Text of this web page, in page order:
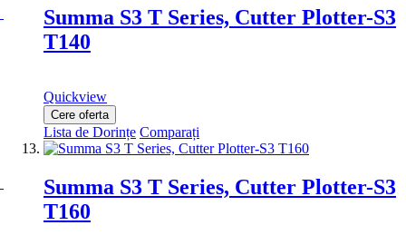
Summa S3 T Series, Cutter Plotter-S3
T140
Quickview
Cere oferta
Lista de Dorințe Comparați
Summa S3 T Series, Cutter Plotter-S3
T160